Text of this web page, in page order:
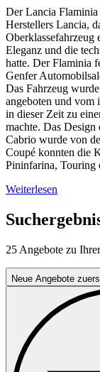
Der Lancia
Herstellers Lancia,
Oberklassefahrzeug
Eleganz und die
hatte. Der Flaminia
Genfer
Das Fahrzeug
angeboten und vom
in dieser Zeit zu
machte. Das
Cabrio wurde von
Coupé konnten die
Pininfarina, Touring
Weiterlesen
25 Angebote zu
Neue Angebote